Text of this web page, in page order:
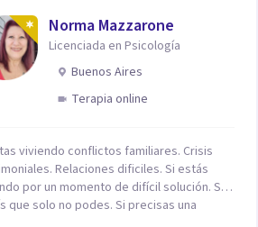
Cuento con más de 12 años de
en el área de la Salud mental y he
en distintos contextos clínicos con
Adolescentes y Adultos
Norma Mazzarone
Licenciada en Psicología
Buenos Aires
Terapia online
viviendo conflictos familiares. Crisis
Relaciones dificiles. Si estás
por un momento de difícil solución. Si
que solo no podes. Si precisas una